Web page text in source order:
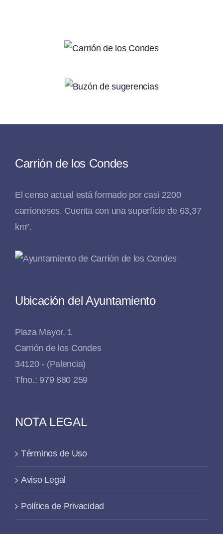
Carrión de los Condes
El censo actual está formado por casi 2200
carrioneses. Cuenta con una superficie de 63,37
km².
Ubicación del Ayuntamiento
Plaza Mayor, 1
Carrión de los Condes
34120 - (Palencia)
Tfno.: 979 880 259
NOTA LEGAL
Términos de Uso
Aviso Legal
Política de Privacidad